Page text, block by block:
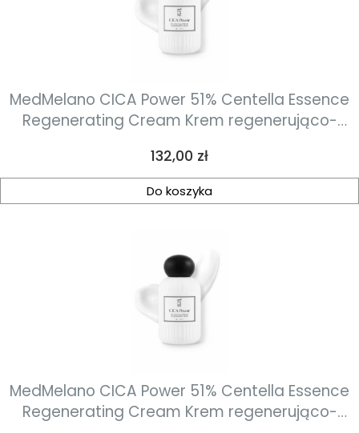
MedMelano CICA Power 51% Centella Essence
Regenerating Cream Krem regenerująco-
Cena
132,00 zł
Do koszyka
MedMelano CICA Power 51% Centella Essence
Regenerating Cream Krem regenerująco-